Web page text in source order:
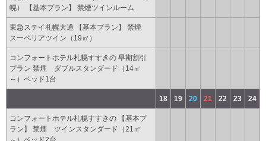
幌） 【基本プラン】 禁煙ツインルーム
東急ステイ札幌大通 【基本プラン】 禁煙
スーペリアツイン（19㎡）
コンフォートホテル札幌すすきの 早期割引
プラン 禁煙 ダブルスタンダード（14㎡
～）ベッド1台
18 19 20 21 22 23 24
コンフォートホテル札幌すすきの 【基本プ
ラン】 禁煙 ツインスタンダード（21㎡